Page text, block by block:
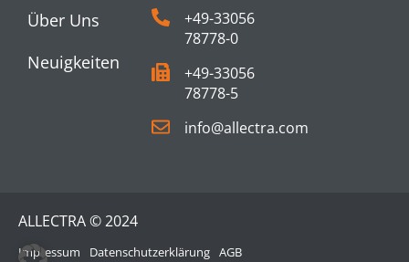
Über Uns
Neuigkeiten
+49-33056
78778-0
+49-33056
78778-5
info@allectra.com
ALLECTRA © 2024
Impressum Datenschutzerklärung AGB